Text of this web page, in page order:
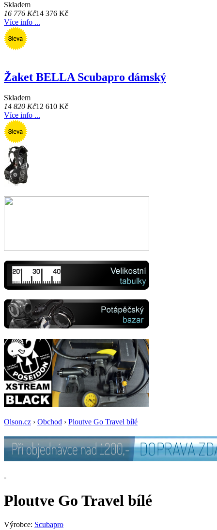
Skladem
16 776 Kč14 376 Kč
Více info ...
Žaket BELLA Scubapro dámský
Skladem
14 820 Kč12 610 Kč
Více info ...
Olson.cz › Obchod › Ploutve Go Travel bílé
-
Ploutve Go Travel bílé
Výrobce: Scubapro